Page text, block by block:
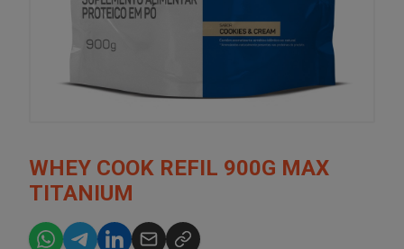
WHEY COOK REFIL 900G MAX
TITANIUM